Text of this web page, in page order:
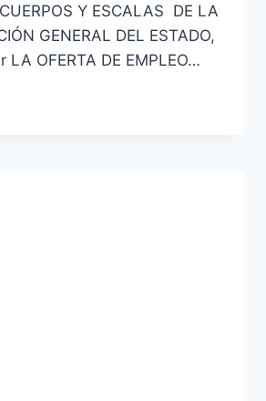
Y ESCALAS DE LA
GENERAL DEL ESTADO,
LA OFERTA DE EMPLEO…